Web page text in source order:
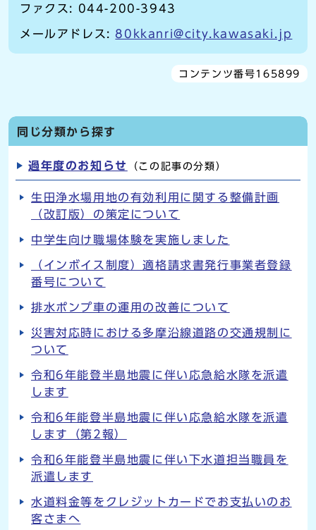
ファクス: 044-200-3943
メールアドレス: 80kkanri@city.kawasaki.jp
コンテンツ番号165899
同じ分類から探す
過年度のお知らせ （この記事の分類）
生田浄水場用地の有効利用に関する整備計画
（改訂版）の策定について
中学生向け職場体験を実施しました
（インボイス制度）適格請求書発行事業者登録
番号について
排水ポンプ車の運用の改善について
災害対応時における多摩沿線道路の交通規制に
ついて
令和6年能登半島地震に伴い応急給水隊を派遣
します
令和6年能登半島地震に伴い応急給水隊を派遣
します（第2報）
令和6年能登半島地震に伴い下水道担当職員を
派遣します
水道料金等をクレジットカードでお支払いのお
客さまへ